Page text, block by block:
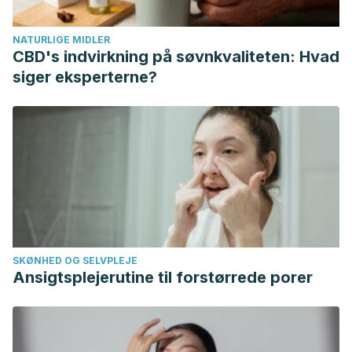
y difusión de las medicinas alternativas20.3 (2002): 140-
141.
United Kingdom National Health Service. Swollen ankles,
feet and legs (oedema). (2018). Recuperado el 14 de
mayo de 2020. https://www.nhs.uk/conditions/oedema/
NATURLIGE MIDLER
CBD's indvirkning på søvnkvaliteten: Hvad
siger eksperterne?
SKØNHED OG SELVPLEJE
Ansigtsplejerutine til forstørrede porer